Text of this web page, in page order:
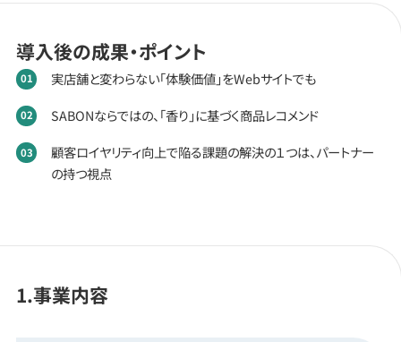
導入後の成果・ポイント
実店舗と変わらない「体験価値」をWebサイトでも
SABONならではの、「香り」に基づく商品レコメンド
顧客ロイヤリティ向上で陥る課題の解決の１つは、パートナー
の持つ視点
1.事業内容